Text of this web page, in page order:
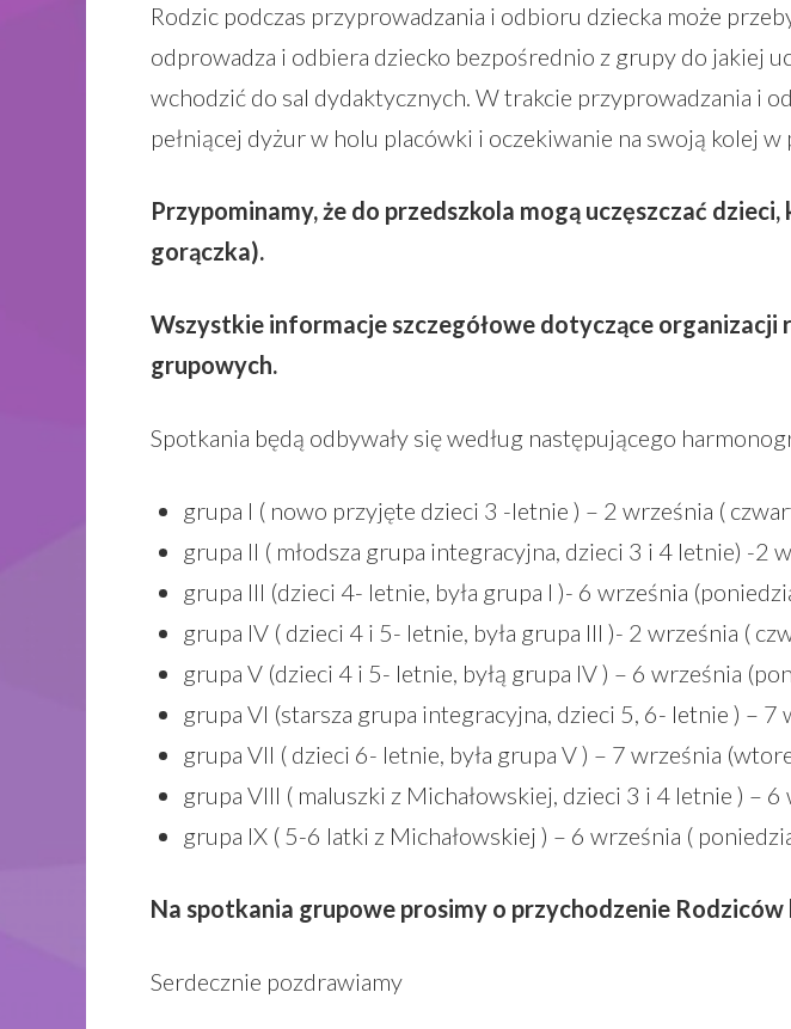
Rodzic podczas przyprowadzania i odbioru dziecka może
odprowadza i odbiera dziecko bezpośrednio z grupy do jakiej
wchodzić do sal dydaktycznych. W trakcie przyprowadzania i
pełniącej dyżur w holu placówki i oczekiwanie na swoją kolej
Przypominamy, że do przedszkola mogą uczęszczać
gorączka).
Wszystkie informacje szczegółowe dotyczące
grupowych.
Spotkania będą odbywały się według następującego
grupa I ( nowo przyjęte dzieci 3 -letnie ) – 2 września (
grupa II ( młodsza grupa integracyjna, dzieci 3 i 4 letnie) -2
grupa III (dzieci 4- letnie, była grupa I )- 6 września
grupa IV ( dzieci 4 i 5- letnie, była grupa III )- 2 września (
grupa V (dzieci 4 i 5- letnie, byłą grupa IV ) – 6 września
grupa VI (starsza grupa integracyjna, dzieci 5, 6- letnie ) –
grupa VII ( dzieci 6- letnie, była grupa V ) – 7 września
grupa VIII ( maluszki z Michałowskiej, dzieci 3 i 4 letnie ) –
grupa IX ( 5-6 latki z Michałowskiej ) – 6 września (
Na spotkania grupowe prosimy o przychodzenie Rodziców
Serdecznie pozdrawiamy